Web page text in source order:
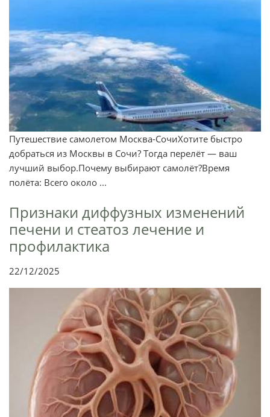
Путешествие самолетом Москва-СочиХотите быстро
добраться из Москвы в Сочи? Тогда перелёт — ваш
лучший выбор.Почему выбирают самолёт?Время
полёта: Всего около ...
Признаки диффузных изменений
печени и стеатоз лечение и
профилактика
22/12/2025